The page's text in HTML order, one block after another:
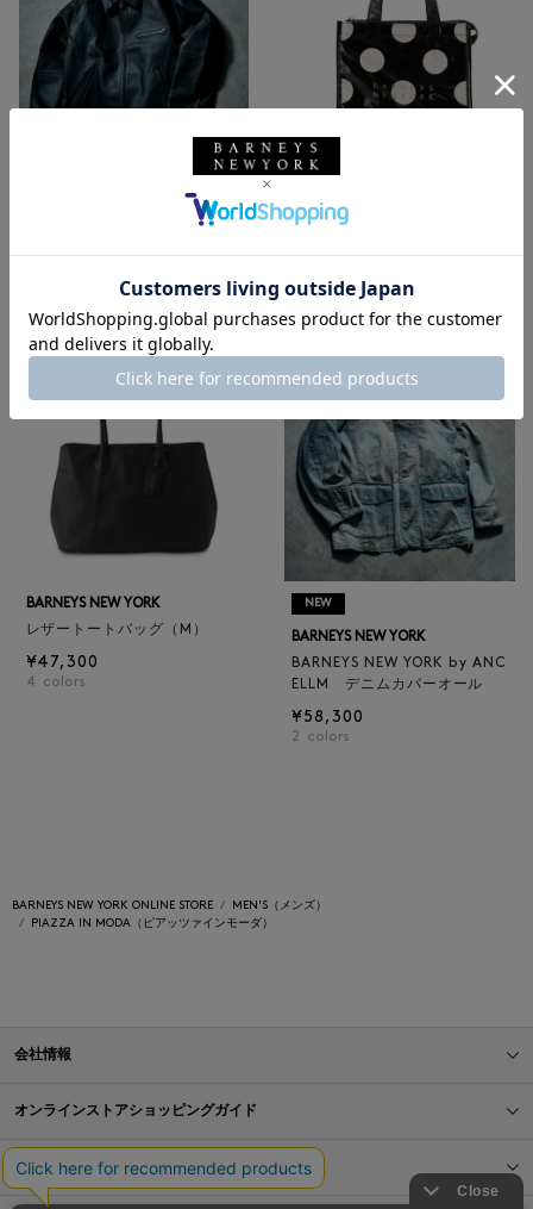
ELLM ホースレザーブルゾン
¥165,000
BARNEYS NEW YORK
ロゴ入りPVC保冷トートバッ
¥6,600
BARNEYS NEW YORK
レザートートバッグ（M）
¥47,300
4 colors
NEW
BARNEYS NEW YORK
BARNEYS NEW YORK by ANC
ELLM デニムカバーオール
¥58,300
2 colors
BARNEYS NEW YORK ONLINE STORE
MEN'S（メンズ）
PIAZZA IN MODA（ピアッツァインモーダ）
会社情報
オンラインストアショッピングガイド
店舗情報